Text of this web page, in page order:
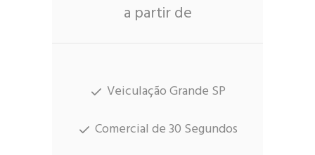
a partir de
Veiculação Grande SP
Comercial de 30 Segundos